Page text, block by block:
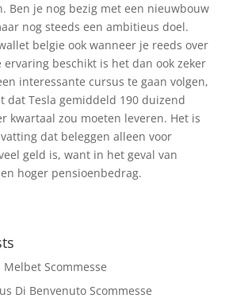
Ben je nog bezig met een nieuwbouw
nog steeds een ambitieus doel.
belgie ook wanneer je reeds over
ervaring beschikt is het dan ook zeker
interessante cursus te gaan volgen,
dat Tesla gemiddeld 190 duizend
kwartaal zou moeten leveren. Het is
dat beleggen alleen voor
geld is, want in het geval van
hoger pensioenbedrag.
Melbet Scommesse
Di Benvenuto Scommesse